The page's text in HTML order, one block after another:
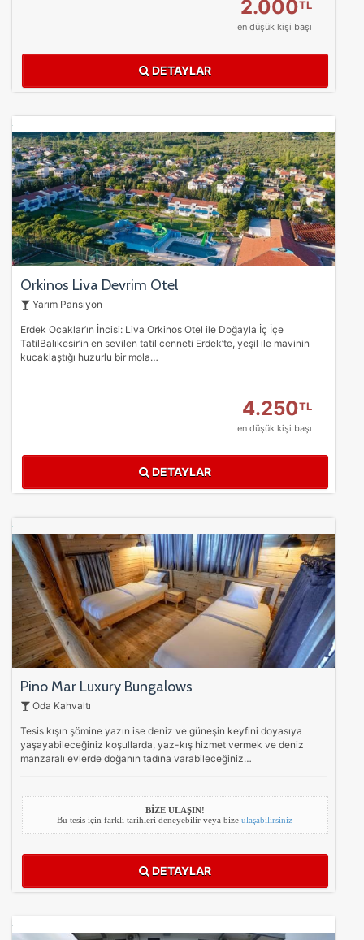
2.000TL
en düşük kişi başı
DETAYLAR
Orkinos Liva Devrim Otel
Yarım Pansiyon
Erdek Ocaklar’ın İncisi: Liva Orkinos Otel ile Doğayla İç İçe
TatilBalıkesir’in en sevilen tatil cenneti Erdek’te, yeşil ile mavinin
kucaklaştığı huzurlu bir mola…
4.250TL
en düşük kişi başı
DETAYLAR
Pino Mar Luxury Bungalows
Oda Kahvaltı
Tesis kışın şömine yazın ise deniz ve güneşin keyfini doyasıya
yaşayabileceğiniz koşullarda, yaz-kış hizmet vermek ve deniz
manzaralı evlerde doğanın tadına varabileceğiniz…
BİZE ULAŞIN!
Bu tesis için farklı tarihleri deneyebilir veya bizeulaşabilirsiniz
DETAYLAR